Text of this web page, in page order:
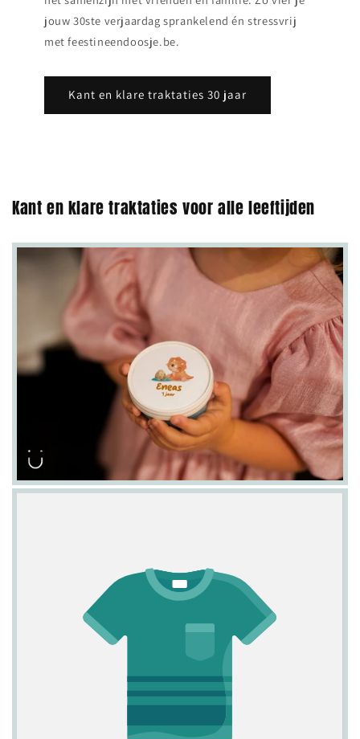
jouw 30ste verjaardag sprankelend én stressvrij
met feestineendoosje.be.
Kant en klare traktaties 30 jaar
Kant en klare traktaties voor alle leeftijden